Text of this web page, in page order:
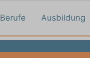
Berufe Ausbildung